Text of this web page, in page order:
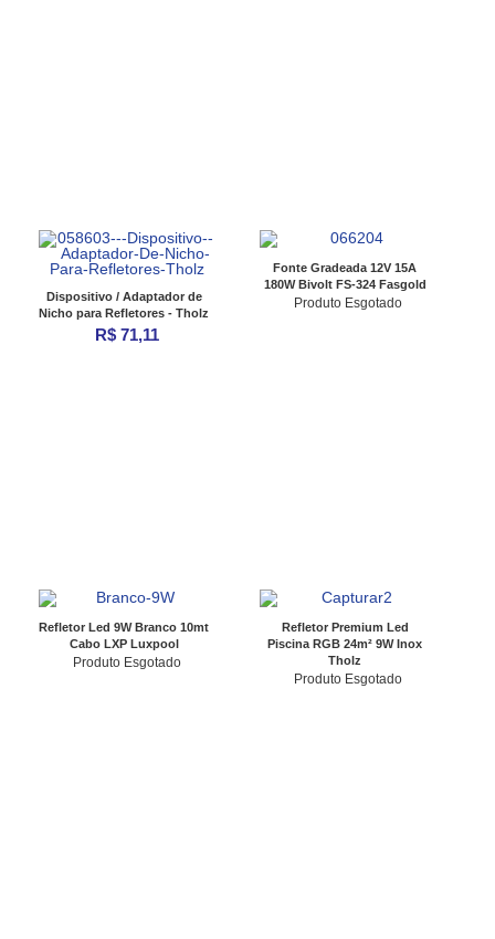
Dispositivo / Adaptador de
Nicho para Refletores - Tholz
R$ 71,11
Fonte Gradeada 12V 15A
180W Bivolt FS-324 Fasgold
Produto Esgotado
Refletor Led 9W Branco 10mt
Cabo LXP Luxpool
Produto Esgotado
Refletor Premium Led
Piscina RGB 24m² 9W Inox
Tholz
Produto Esgotado